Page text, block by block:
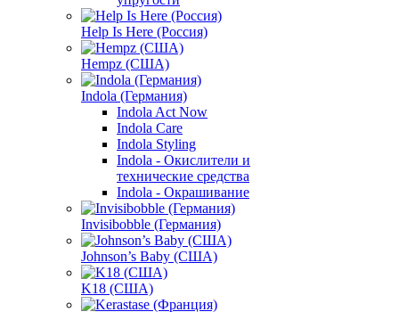
Help Is Here (Россия)
Hempz (США)
Indola (Германия)
Indola Act Now
Indola Care
Indola Styling
Indola - Окислители и
технические средства
Indola - Окрашивание
Invisibobble (Германия)
Johnson’s Baby (США)
K18 (США)